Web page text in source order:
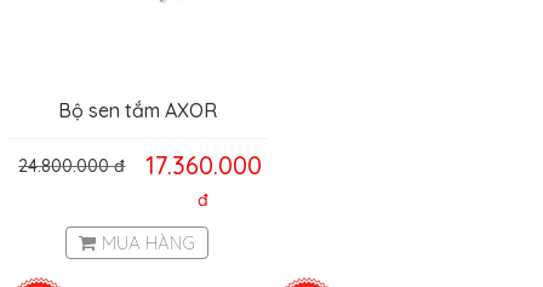
Bộ sen tắm AXOR
Hafele 589.52.232
17.360.000
đ
24.800.000đ
MUA HÀNG